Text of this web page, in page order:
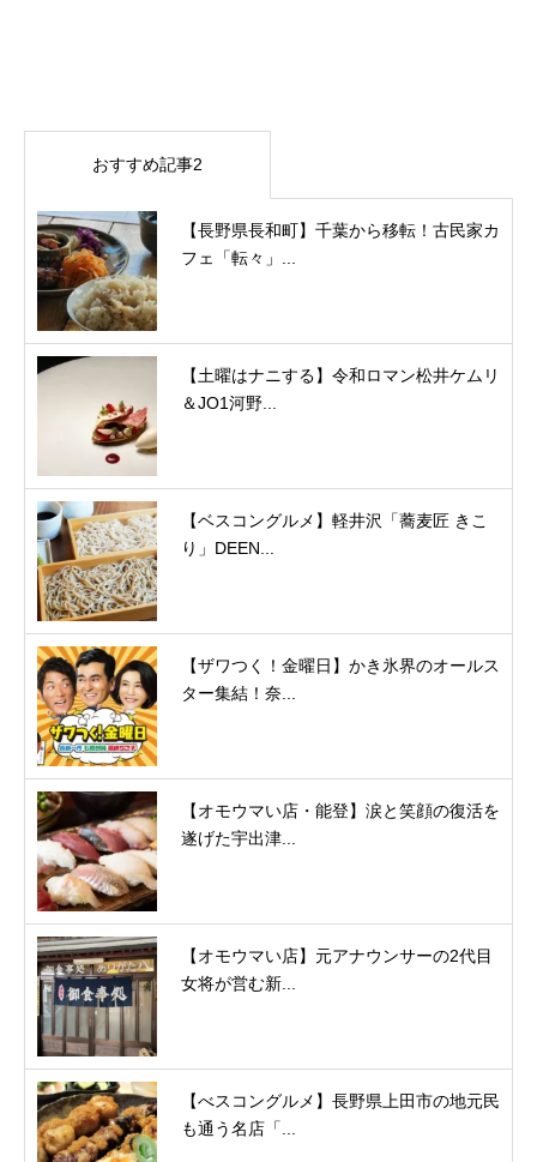
おすすめ記事2
【長野県長和町】千葉から移転！古民家カ
フェ「転々」...
【土曜はナニする】令和ロマン松井ケムリ
＆JO1河野...
【ベスコングルメ】軽井沢「蕎麦匠 きこ
り」DEEN...
【ザワつく！金曜日】かき氷界のオールス
ター集結！奈...
【オモウマい店・能登】涙と笑顔の復活を
遂げた宇出津...
【オモウマい店】元アナウンサーの2代目
女将が営む新...
【べスコングルメ】長野県上田市の地元民
も通う名店「...